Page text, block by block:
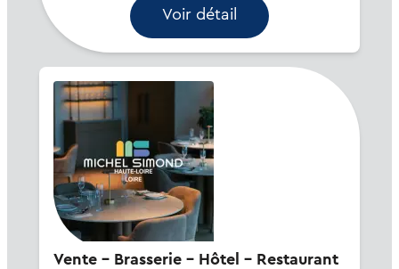
Voir détail
Vente - Brasserie - Hôtel - Restaurant